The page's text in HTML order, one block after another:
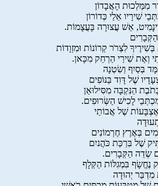
מִמַּלְכוּת הָאֲבָדוֹן
שִׁירָיו אֵלַי כְּדוֹרוֹן
אֵשׁ עֲצוּרָה בָּעֲצָמוֹת.
הַקְּבָרִים
לִצְרֹר קְרוֹנוֹת וּמִזְוָדוֹת
וְאֶת שִׁירַי הַרְחֵק מִכָּאן.
בְּסַיִף וְשִׂטְנָה
שֶׁל דָּוִד בַּנּוֹפִים
הַנִּקְבָּה מִסִּילוּאַן
לָכִישׁ הַשְּׂרוּפִים.
שֶׁל אֲבוֹתַי
בְּאֶרֶץ חֶרְמוֹנִים
שֶׁל בִּרְכַּת כֹּהֲניִם
שְׂדֵה הַקְּבָרִים.
נֶחֱשָׂף בִּמְגִלּוֹת הַקְּלָף
יְהוּדָה